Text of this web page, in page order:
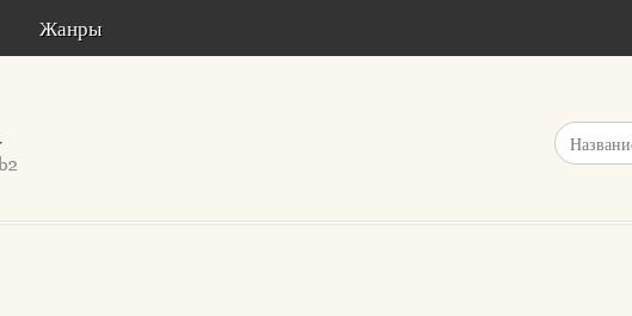
Жанры